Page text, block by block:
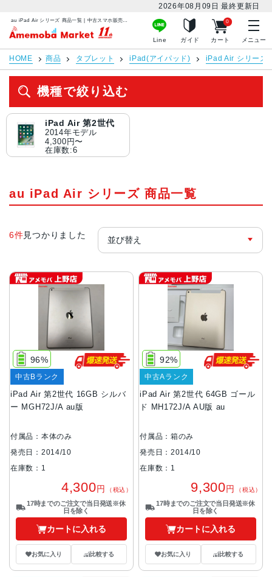
2026年08月09日 最終更新日
アメモバマーケット
Line ガイド カート
0
メニュー
HOME 商品 タブレット iPad(アイパッド) iPad Air シリーズ
機種で絞り込む
iPad Air 第2世代
2014年モデル
4,300円〜
在庫数:6
au iPad Air シリーズ 商品一覧
6件見つかりました
iPad Air 第2世代 16GB シルバ
ー MGH72J/A au版
96%
中古Bランク
付属品：本体のみ
発売日：2014/10
在庫数：1
4,300円 （税込）
17時までのご注文で当日発送※休
日を除く
カートに入れる
お気に入り 比較する
iPad Air 第2世代 64GB ゴール
ド MH172J/A AU版 au
92%
中古Aランク
付属品：箱のみ
発売日：2014/10
在庫数：1
9,300円 （税込）
17時までのご注文で当日発送※休
日を除く
カートに入れる
お気に入り 比較する